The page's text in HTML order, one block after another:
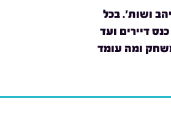
ושות'. בכל
דיירים ועד
ומה עומד